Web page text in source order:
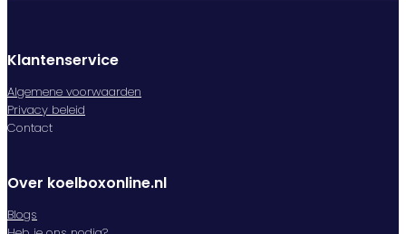
Klantenservice
Algemene voorwaarden
Privacy beleid
Contact
Over koelboxonline.nl
Blogs